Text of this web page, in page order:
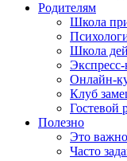
Родителям
Школа
Школа
Онлайн-
Клуб
Гостевой
Полезно
Это важно
Часто